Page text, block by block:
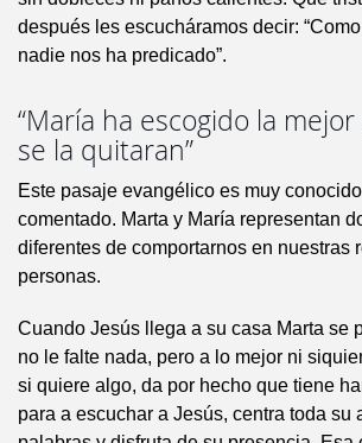
después les escucháramos decir:
nadie nos ha predicado”.
“María ha escogido la
se la quitaran”
Este pasaje evangélico es muy
comentado. Marta y María representan
diferentes de comportarnos en nuestras
personas.
Cuando Jesús llega a su casa Marta se
no le falte nada, pero a lo mejor ni
si quiere algo, da por hecho que tiene
para a escuchar a Jesús, centra toda su